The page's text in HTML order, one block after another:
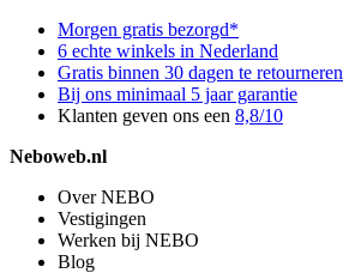
Morgen gratis bezorgd*
6 echte winkels in Nederland
Gratis binnen 30 dagen te retourneren
Bij ons minimaal 5 jaar garantie
Klanten geven ons een 8,8/10
Neboweb.nl
Over NEBO
Vestigingen
Werken bij NEBO
Blog